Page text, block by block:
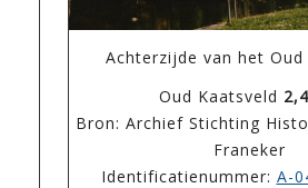
Achterzijde van het Oud
Oud Kaatsveld
Bron: Archief Stichting
Franeker
Identificatienummer: A-